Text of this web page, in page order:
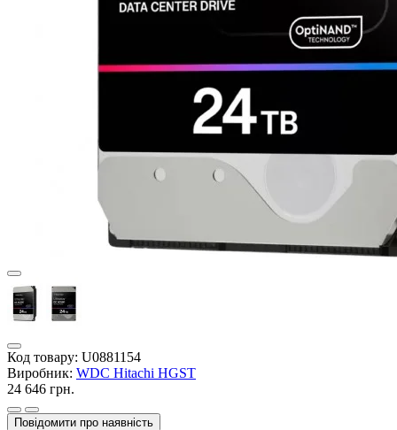
Код товару: U0881154
Виробник: WDC Hitachi HGST
24 646 грн.
Повідомити про наявність